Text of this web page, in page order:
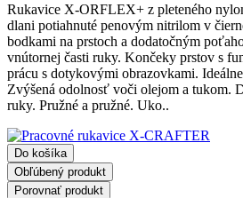
Rukavice X-ORFLEX+ z pleteného
dlani potiahnuté penovým nitrilom v
bodkami na prstoch a dodatočným
vnútornej časti ruky. Končeky prstov s
prácu s dotykovými obrazovkami.
Zvýšená odolnosť voči olejom a tukom.
ruky. Pružné a pružné. Uko..
Do košíka
Obľúbený produkt
Porovnať produkt